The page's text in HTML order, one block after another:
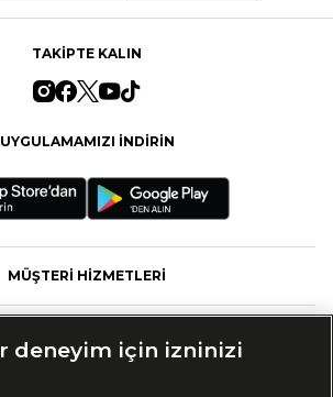
TAKİPTE KALIN
UYGULAMAMIZI İNDİRİN
MÜŞTERİ HİZMETLERİ
deneyim için izninizi